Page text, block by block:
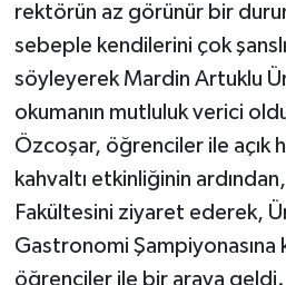
rektörün az görünür bir
sebeple kendilerini çok
söyleyerek Mardin Artuklu
okumanın mutluluk verici
Özcoşar, öğrenciler ile açık
kahvaltı etkinliğinin
Fakültesini ziyaret ederek,
Gastronomi Şampiyonasına
öğrenciler ile bir araya geldi.